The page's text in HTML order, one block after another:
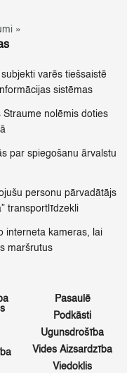
»
varēs tiešsaistē
sistēmas
Straume nolēmis doties
par spiegošanu ārvalstu
personu pārvadātājs
transportlīdzekli
interneta kameras, lai
maršrutus
Pasaulē
Podkāsti
Ugunsdrošība
Vides Aizsardzība
Viedoklis